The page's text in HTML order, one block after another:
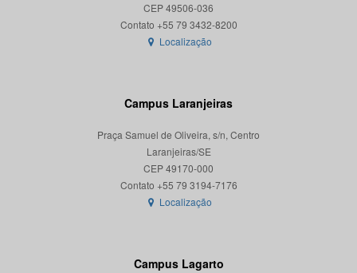
CEP 49506-036
Localização
Campus Laranjeiras
Praça Samuel de Oliveira, s/n, Centro
Laranjeiras/SE
CEP 49170-000
Localização
Campus Lagarto